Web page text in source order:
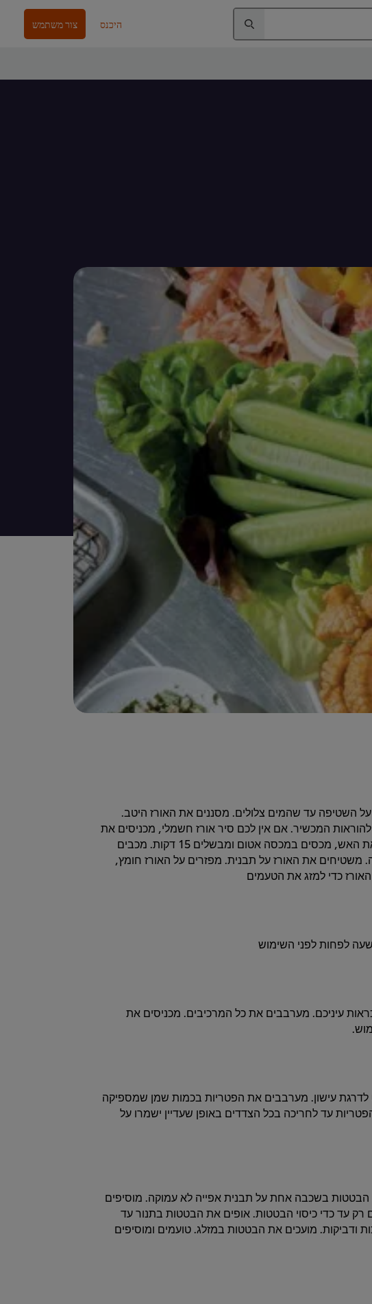
היכנס צור משתמש
השטיפה עד שהמים צלולים. מסננים את האורז היטב.
המכשיר. אם אין לכם סיר אורז חשמלי, מכניסים את
המים והאורז לסיר ומביאים לרתיחה. מנמיכים את האש, מכסים במכסה אטום ומבשלים 15 דקות. מכבים
הסרת המכסה. משטיחים את האורז על תבנית. מפזרים על האורז חומץ,
כדי למזג את הטעמים
לפחות לפני השימוש
עיניכם. מערבבים את כל המרכיבים. מכניסים את
עישון. מערבבים את הפטריות בכמות שמן שמספיקה
עד לחריכה בכל הצדדים באופן שעדיין ישמרו על
מסדרים את הבטטות בשכבה אחת על תבנית אפייה לא עמוקה. מוסיפים
עד כדי כיסוי הבטטות. אופים את הבטטות בתנור עד
ודביקות. מועכים את הבטטות במזלג. טועמים ומוסיפים